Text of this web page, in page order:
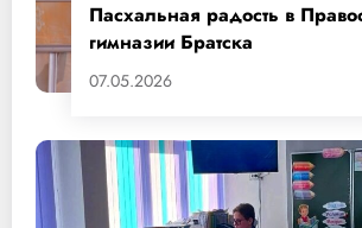
Пасхальная радость в
гимназии Братска
07.05.2026